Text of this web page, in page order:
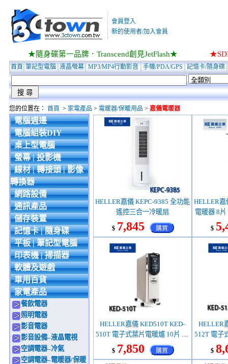
會員登入
新的使用者/加入會員
★隨身碟第一品牌．Transcend創見JetFlash★
首頁 筆記型電腦 液晶螢幕 MP3/MP4行動影音 手機/PDA/GPS 記憶卡/隨身碟
您的位置在： 首頁 > 家電產品 > 電暖器/保暖用品 > 嘉儀電暖器
電腦週邊
電腦組裝DIY
桌上型電腦
螢幕 | 投影機
線材 | 轉接頭 | 影像
轉換器
網路設備
通訊產品
儲存裝置
記憶卡 | 隨身碟
平板 | 筆記型電腦
印表機 | 掃描器
軟體及遊戲
車用百貨
家電產品
餐飲電器
照明電器
影音電器
影音設備–液晶電視
空調電器–冷氣
空調電器–電暖器/保暖
HELLER嘉儀 KEPC-9385 全功能
遙控三合一冷暖扇
$ 7,845 購買
HELLER嘉
電暖器 8
$
HELLER嘉儀 KED510T KED-
510T 電子式葉片電暖爐 10片 11
坪(購買前請先詢問庫存)
$ 7,850 購買
HELLER
512T 電子
坪(購
$